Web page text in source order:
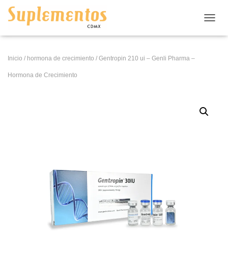
Inicio / hormona de crecimiento / Gentropin 210 ui – Genli Pharma –
Hormona de Crecimiento